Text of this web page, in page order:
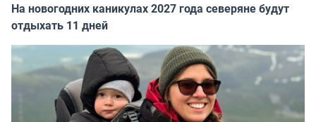
На новогодних каникулах 2027 года северяне будут
отдыхать 11 дней